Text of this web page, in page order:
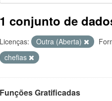
1 conjunto de
Licenças: Outra (Aberta)
chefias
Funções Gratificadas